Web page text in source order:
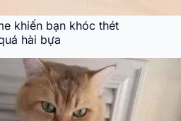
khiến bạn khóc thét
hài bựa